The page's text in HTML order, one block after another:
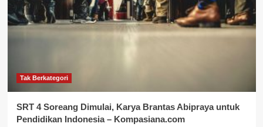
Tak Berkategori
SRT 4 Soreang Dimulai, Karya Brantas Abipraya untuk
Pendidikan Indonesia – Kompasiana.com